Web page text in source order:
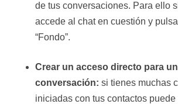
de tus conversaciones. Para ello
accede al chat en cuestión y pulsa
“Fondo”.
Crear un acceso directo para
conversación: si tienes muchas
iniciadas con tus contactos puede